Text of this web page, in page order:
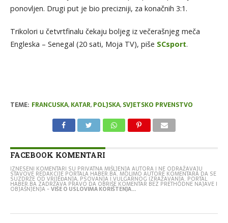
ponovljen. Drugi put je bio precizniji, za konačnih 3:1.
Trikolori u četvrtfinalu čekaju boljeg iz večerašnjeg meča
Engleska – Senegal (20 sati, Moja TV), piše SCsport.
TEME: FRANCUSKA, KATAR, POLJSKA, SVJETSKO PRVENSTVO
FACEBOOK KOMENTARI
IZNESENI KOMENTARI SU PRIVATNA MIŠLJENJA AUTORA I NE ODRAŽAVAJU
STAVOVE REDAKCIJE PORTALA HABER.BA. MOLIMO AUTORE KOMENTARA DA SE
SUZDRŽE OD VRIJEĐANJA, PSOVANJA I VULGARNOG IZRAŽAVANJA. PORTAL
HABER.BA ZADRŽAVA PRAVO DA OBRIŠE KOMENTAR BEZ PRETHODNE NAJAVE I
OBJAŠNJENJA -VIŠE O USLOVIMA KORIŠTENJA...